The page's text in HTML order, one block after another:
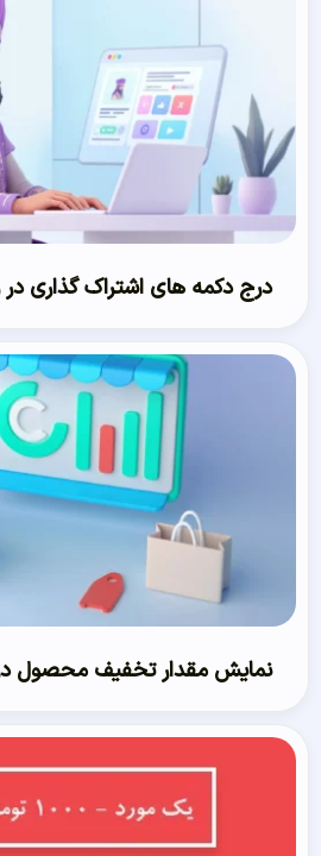
درج دکمه های اشتراک گذاری
نمایش مقدار تخفیف محصول